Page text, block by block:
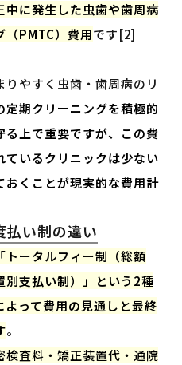
中に発生した虫歯や歯周病
（PMTC）費用です[2]
やすく虫歯・歯周病のリ
定期クリーニングを積極的
上で重要ですが、この費
いるクリニックは少ない
おくことが現実的な費用計
払い制の違い
「トータルフィー制（総額
別支払い制）」という2種
って費用の見通しと最終
。
検査料・矯正装置代・通院